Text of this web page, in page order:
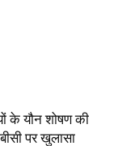
के यौन शोषण की
पर खुलासा